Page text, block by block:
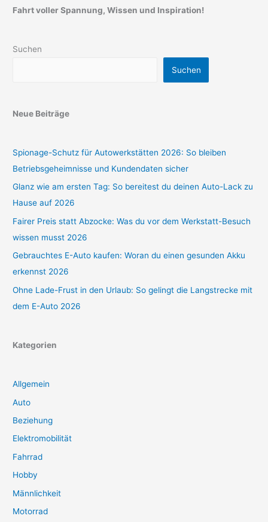
Fahrt voller Spannung, Wissen und Inspiration!
Suchen
Suchen
Neue Beiträge
Spionage-Schutz für Autowerkstätten 2026: So bleiben
Betriebsgeheimnisse und Kundendaten sicher
Glanz wie am ersten Tag: So bereitest du deinen Auto-Lack zu
Hause auf 2026
Fairer Preis statt Abzocke: Was du vor dem Werkstatt-Besuch
wissen musst 2026
Gebrauchtes E-Auto kaufen: Woran du einen gesunden Akku
erkennst 2026
Ohne Lade-Frust in den Urlaub: So gelingt die Langstrecke mit
dem E-Auto 2026
Kategorien
Allgemein
Auto
Beziehung
Elektromobilität
Fahrrad
Hobby
Männlichkeit
Motorrad